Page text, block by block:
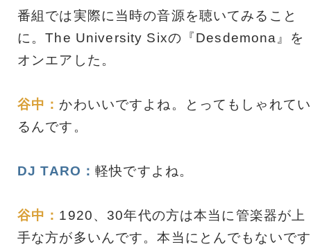
番組では実際に当時の音源を聴いてみること
に。The University Sixの『Desdemona』を
オンエアした。
谷中： かわいいですよね。とってもしゃれてい
るんです。
DJ TARO：軽快ですよね。
谷中： 1920、30年代の方は本当に管楽器が上
手な方が多いんです。本当にとんでもないです